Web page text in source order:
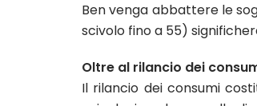
Ben venga abbattere le
scivolo fino a 55)
Oltre al rilancio dei
Il rilancio dei consumi